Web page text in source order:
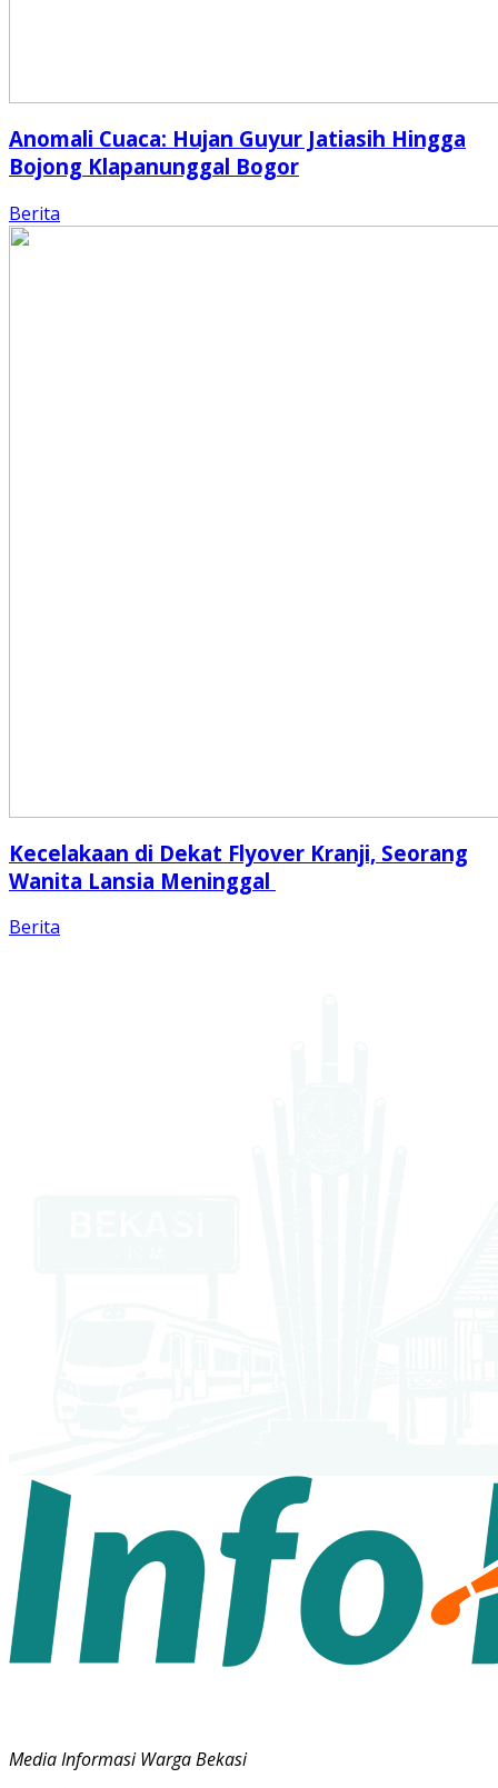
Anomali Cuaca: Hujan Guyur Jatiasih Hingga
Bojong Klapanunggal Bogor
Berita
Kecelakaan di Dekat Flyover Kranji, Seorang
Wanita Lansia Meninggal
Berita
Media Informasi Warga Bekasi